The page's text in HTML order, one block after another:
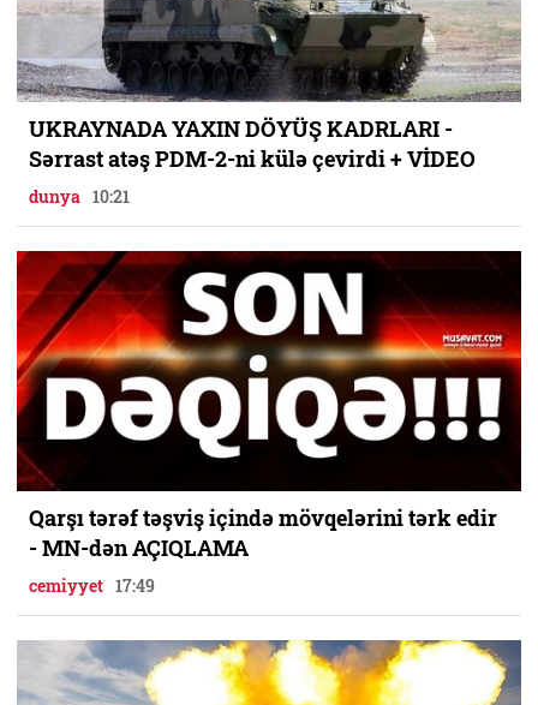
UKRAYNADA YAXIN DÖYÜŞ KADRLARI -
Sərrast atəş PDM-2-ni külə çevirdi + VİDEO
dunya 10:21
Qarşı tərəf təşviş içində mövqelərini tərk edir
- MN-dən AÇIQLAMA
cemiyyet 17:49